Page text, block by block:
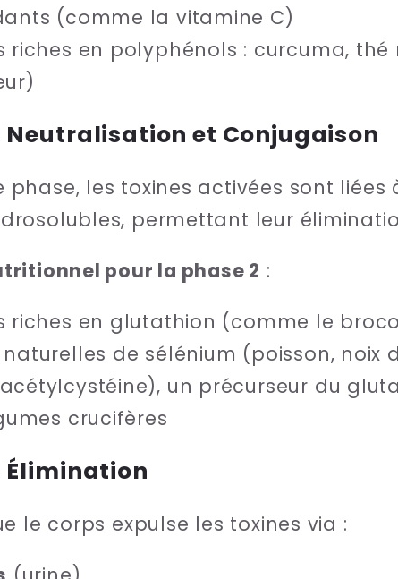
(comme la vitamine C)
riches en polyphénols : curcuma,
Neutralisation et Conjugaison
phase, les toxines activées sont liées
permettant leur
pour la phase 2 :
riches en glutathion (comme le
naturelles de sélénium (poisson, noix
un précurseur du
crucifères
Élimination
le corps expulse les toxines via :